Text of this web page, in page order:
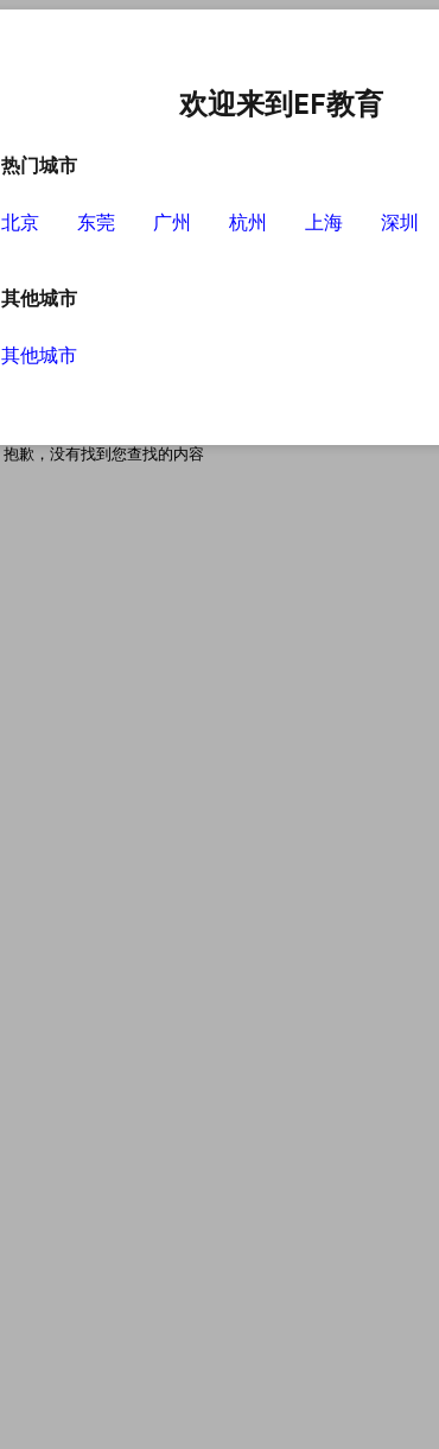
抱歉，没有找到您查找的内容
欢迎来到EF教育
热门城市
北京 东莞 广州 杭州 上海 深圳
其他城市
其他城市